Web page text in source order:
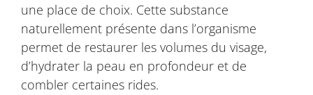
une place de choix. Cette substance
naturellement présente dans l’organisme
permet de restaurer les volumes du visage,
d’hydrater la peau en profondeur et de
combler certaines rides.